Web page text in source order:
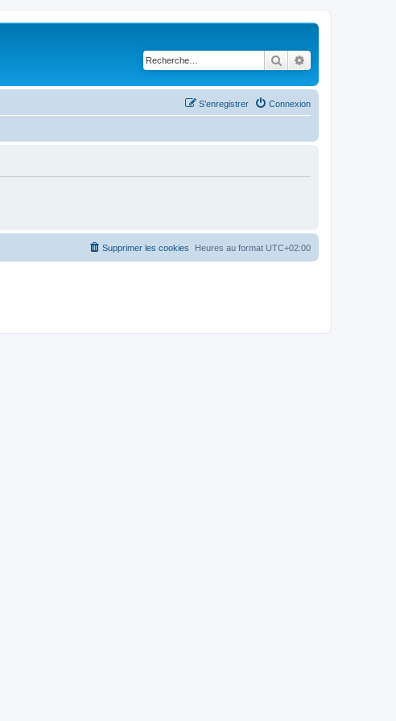
Rechercher
Connexion
S’enregistrer
Heures au format UTC+02:00
Supprimer les cookies